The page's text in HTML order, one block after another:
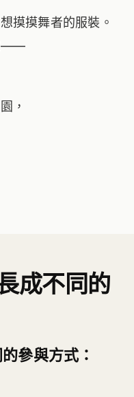
摸摸舞者的服裝。
——
，
成不同的
參與方式：